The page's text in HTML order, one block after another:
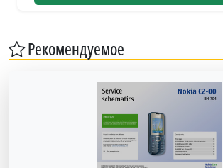
Рекомендуемое